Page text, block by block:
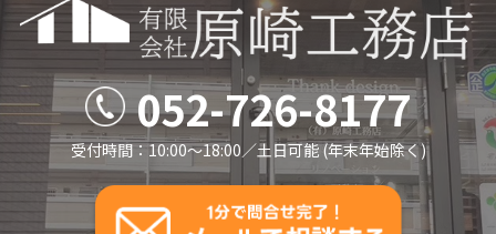
052-726-8177
受付時間：10:00～18:00／⼟⽇可能 (年末年始除く)